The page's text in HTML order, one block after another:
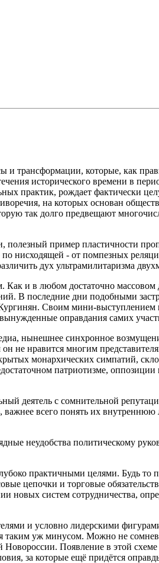
и трансформации, которые, как
исторического времени в
практик, рождает фактически
на которых основан
так долго предвещают
полезный пример пластичности
нисходящей - от помпезных
дух ультрамилитаризма
и в любом достаточно массовом
В последние дни подобными
Своим мини-выступлением
оправдания самих
нынешнее синхронное
не нравится многим
монархических симпатий,
патриотизме,
деятель с сомнительной
всего понять их
неудобства политическому
практичными целями. Будь то
цепочки и торговые
систем сотрудничества,
и условно лидерскими
таким уж минусом. Можно не
Появление в этой
за которые ещё придётся